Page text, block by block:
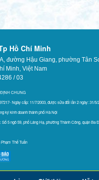
Hồ Chí Minh
đường Hậu Giang, phường Tân
Minh, Việt Nam
/ 03
CHUNG
Ngày cấp: 11/7/2003, được sửa đổi lần 2 ngày: 31/5/
ký kinh doanh thánh phố Hà Nội
Số 5 ngõ 59, phố Láng Hạ, phường Thành Công, quận Ba
Thế Tuấn